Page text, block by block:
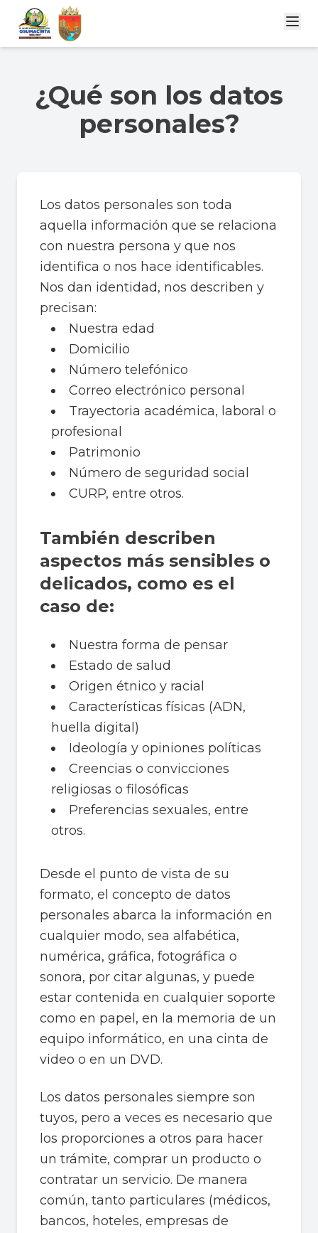
¿Qué son los datos
personales?
Los datos personales son toda
aquella información que se relaciona
con nuestra persona y que nos
identifica o nos hace identificables.
Nos dan identidad, nos describen y
precisan:
Nuestra edad
Domicilio
Número telefónico
Correo electrónico personal
Trayectoria académica, laboral o
profesional
Patrimonio
Número de seguridad social
CURP, entre otros.
También describen
aspectos más sensibles o
delicados, como es el
caso de:
Nuestra forma de pensar
Estado de salud
Origen étnico y racial
Características físicas (ADN,
huella digital)
Ideología y opiniones políticas
Creencias o convicciones
religiosas o filosóficas
Preferencias sexuales, entre
otros.
Desde el punto de vista de su
formato, el concepto de datos
personales abarca la información en
cualquier modo, sea alfabética,
numérica, gráfica, fotográfica o
sonora, por citar algunas, y puede
estar contenida en cualquier soporte
como en papel, en la memoria de un
equipo informático, en una cinta de
video o en un DVD.
Los datos personales siempre son
tuyos, pero a veces es necesario que
los proporciones a otros para hacer
un trámite, comprar un producto o
contratar un servicio. De manera
común, tanto particulares (médicos,
bancos, hoteles, empresas de